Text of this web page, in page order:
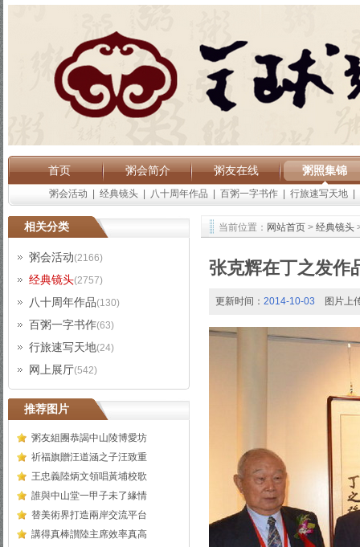
首页 粥会简介 粥友在线 粥照集锦
粥会活动 经典镜头 八十周年作品 百粥一字书作 行旅速写天地
相关分类
粥会活动(2166)
经典镜头(2757)
八十周年作品(130)
百粥一字书作(63)
行旅速写天地(24)
网上展厅(542)
推荐图片
粥友組團恭謁中山陵博愛坊
祈福旗贈汪道涵之子汪致重
王忠義陸炳文領唱黃埔校歌
誰與中山堂一甲子未了緣情
替美術界打造兩岸交流平台
講得真棒讃陸主席效率真高
当前位置： 网站首页 > 经典镜头
张克辉在丁之发作
更新时间： 2014-10-03 图片上